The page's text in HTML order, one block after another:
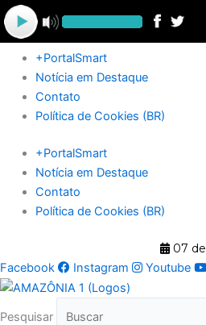
para
o
conteúdo
+PortalSmart
Notícia em Destaque
Contato
Política de Cookies (BR)
+PortalSmart
Notícia em Destaque
Contato
Política de Cookies (BR)
07
Facebook
Instagram Youtube
Pesquisar